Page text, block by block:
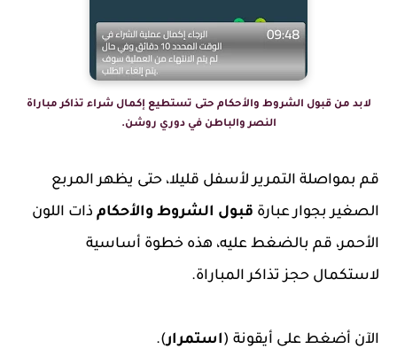
لابد من قبول الشروط والأحكام حتى تستطيع إكمال شراء تذاكر مباراة
النصر والباطن في دوري روشن.
قم بمواصلة التمرير لأسفل قليلا، حتى يظهر المربع
الصغير بجوار عبارة قبول الشروط والأحكام ذات اللون
الأحمر، قم بالضغط عليه، هذه خطوة أساسية
لاستكمال حجز تذاكر المباراة.
الآن أضغط على أيقونة (استمرار).